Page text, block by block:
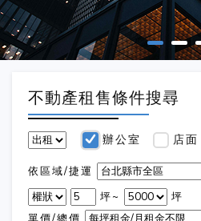
不動產租售條件搜尋
辦公室 店面
依區域/捷運
坪~
坪